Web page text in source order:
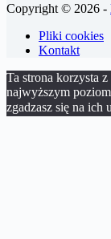
Copyright © 2026 -
Pliki cookies
Kontakt
Ta strona korzysta
najwyższym
zgadzasz się na ich